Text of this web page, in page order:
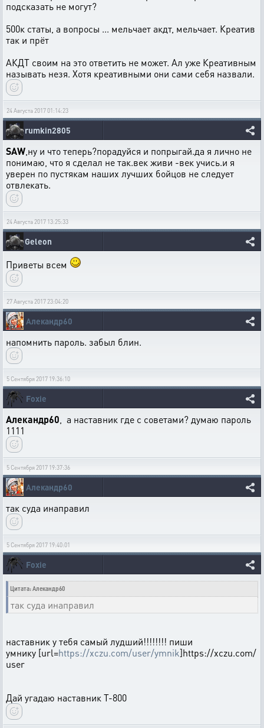
подсказать не могут?
500к статы, а вопросы ... мельчает акдт, мельчает. Креатив
так и прёт
АКДТ своим на это ответить не может. Ал уже Креативным
называть незя. Хотя креативными они сами себя назвали.
24 Августа 2017 01:14:23
rumkin2805
SAW ,ну и что теперь?порадуйся и попрыгай.да я лично не
понимаю, что я сделал не так.век живи -век учись.и я
уверен по пустякам наших лучших бойцов не следует
отвлекать.
24 Августа 2017 13:25:33
Geleon
Приветы всем
27 Августа 2017 23:04:20
Алекандр60
напомнить пароль. забыл блин.
5 Сентября 2017 19:36:10
Foxie
Алекандр60 , а наставник где с советами? думаю пароль
1111
5 Сентября 2017 19:37:36
Алекандр60
так суда инаправил
5 Сентября 2017 19:40:01
Foxie
Цитата: Алекандр60
так суда инаправил
наставник у тебя самый лудший!!!!!!!! пиши
умнику [url=https://xczu.com/user/ymnik]https://xczu.com/
user
Дай угадаю наставник Т-800